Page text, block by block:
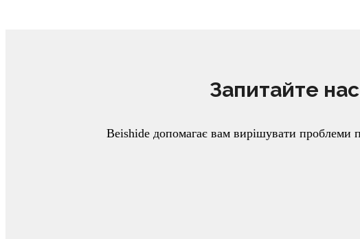
Запитайте
Beishide допомагає вам вирішувати проблеми